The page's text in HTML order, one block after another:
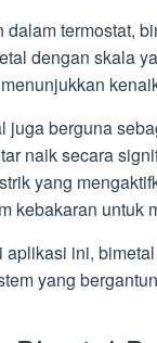
termostat,
dengan skala
juga berguna
naik secara
yang
kebakaran untuk
aplikasi ini,
yang